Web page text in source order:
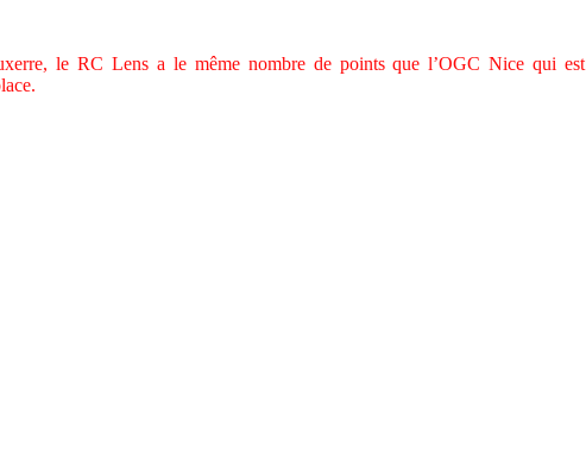
le RC Lens a le même nombre de points que l’OGC Nice qui est